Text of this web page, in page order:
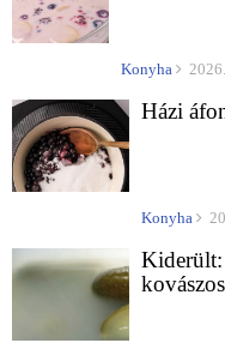
Konyha
Házi
Konyha
Kiderült: